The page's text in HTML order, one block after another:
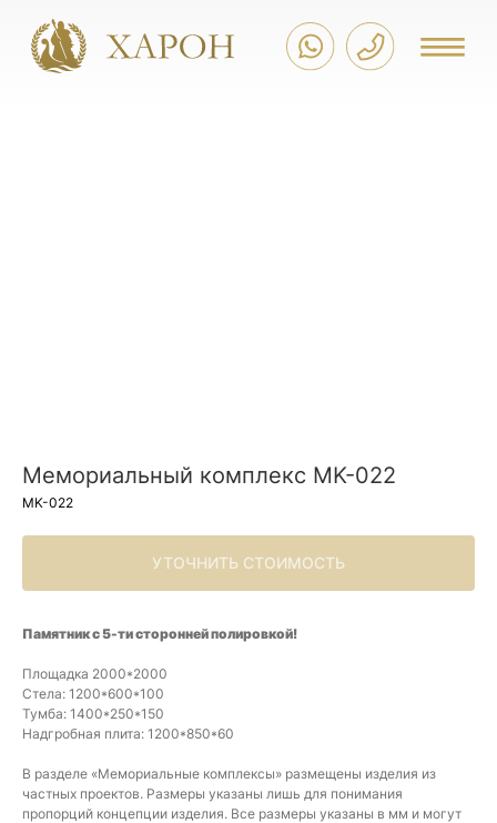
Мемориальный комплекс MK-022
MK-022
УТОЧНИТЬ СТОИМОСТЬ
Памятник с 5-ти сторонней полировкой!
Площадка 2000*2000
Стела: 1200*600*100
Тумба: 1400*250*150
Надгробная плита: 1200*850*60
В разделе «Мемориальные комплексы» размещены изделия из
частных проектов. Размеры указаны лишь для понимания
пропорций концепции изделия. Все размеры указаны в мм и могут